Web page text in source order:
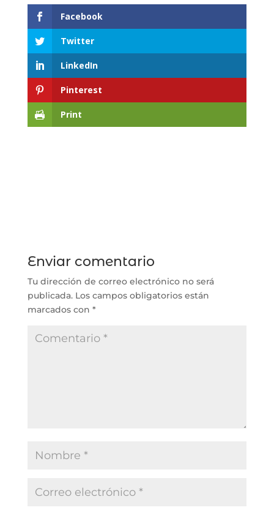
Facebook
Twitter
LinkedIn
Pinterest
Print
Enviar comentario
Tu dirección de correo electrónico no será
publicada. Los campos obligatorios están
marcados con *